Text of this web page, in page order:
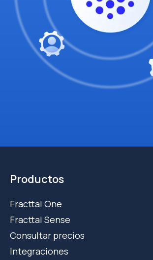
Productos
Fracttal One
Fracttal Sense
Consultar precios
Integraciones